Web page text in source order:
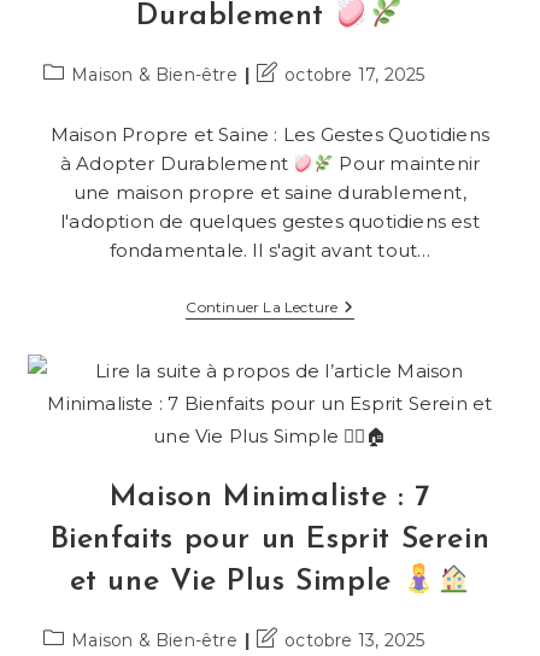
Durablement
PostMaison & Bien-être
Dernière
la
publication :
octobre 17, 2025
Maison Propre et Saine : Les Gestes Quotidiens
à Adopter Durablement
Pour maintenir
une maison propre et saine durablement,
l'adoption de quelques gestes quotidiens est
fondamentale. Il s'agit avant tout…
Continuer La LectureMaison
Propre
Saine
:
Les
Gestes
Quotidiens
Adopter
Durablement
Maison Minimaliste : 7
Bienfaits pour un Esprit Serein
et une Vie Plus Simple
PostMaison & Bien-être
Dernière
octobre 13, 2025